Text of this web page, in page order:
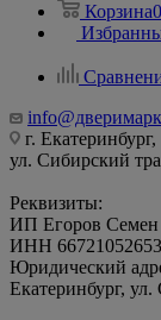
Корзина0
г. Екатеринбург,
ул. Сибирский
Реквизиты:
ИП Егоров
ИНН
Юридический
Екатеринбург,